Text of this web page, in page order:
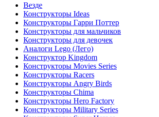
Везде
Конструкторы Ideas
Конструкторы Гарри Поттер
Конструкторы для мальчиков
Конструкторы для девочек
Аналоги Lego (Лего)
Конструктор Kingdom
Конструкторы Movies Series
Конструкторы Racers
Конструкторы Angry Birds
Конструкторы Chima
Конструкторы Hero Factory
Конструкторы Military Series